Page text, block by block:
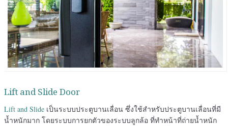
Lift and Slide Door
Lift and Slide เป็นระบบประตูบานเลื่อน ซึ่งใช้สำหรับประตูบานเลื่อนที่มี
น้ำหนักมาก โดยระบบการยกตัวของระบบลูกล้อ ที่ทำหน้าที่ถ่ายน้ำหนัก